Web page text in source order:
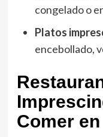
congelado o
Platos
encebollado,
Comer